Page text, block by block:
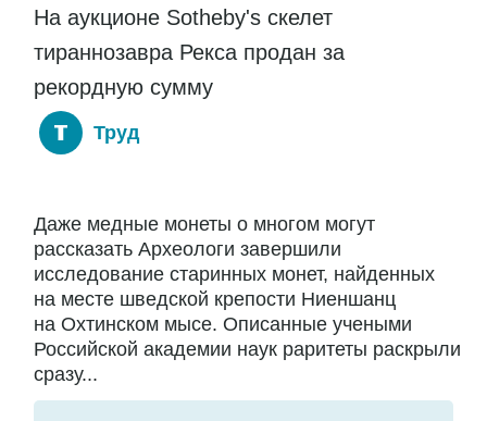
На аукционе Sotheby's скелет
тираннозавра Рекса продан за
рекордную сумму
Труд
Даже медные монеты о многом могут
рассказать Археологи завершили
исследование старинных монет, найденных
на месте шведской крепости Ниеншанц
на Охтинском мысе. Описанные учеными
Российской академии наук раритеты раскрыли
сразу...